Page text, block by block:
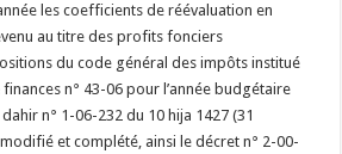
les coefficients de réévaluation en
au titre des profits fonciers
du code général des impôts institué
n° 43-06 pour l’année budgétaire
n° 1-06-232 du 10 hija 1427 (31
et complété, ainsi le décret n° 2-00-